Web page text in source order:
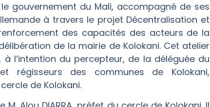
gouvernement du Mali, accompagné de ses
à travers le projet Décentralisation et
des capacités des acteurs de la
de la mairie de Kolokani. Cet atelier
l’intention du percepteur, de la déléguée du
régisseurs des communes de Kolokani,
de Kolokani.